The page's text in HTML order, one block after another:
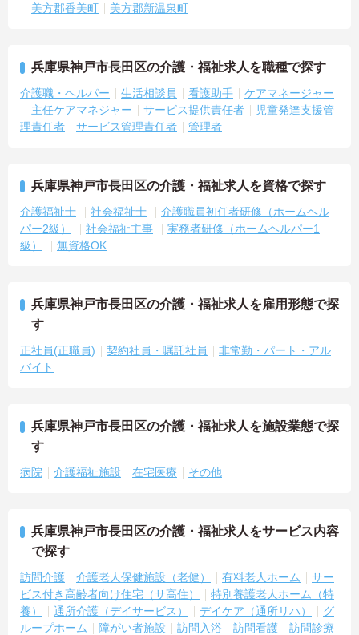
美方郡香美町
美方郡新温泉町
兵庫県神戸市長田区の介護・福祉求人を職種で探す
介護職・ヘルパー 生活相談員 看護助手
ケアマネージャー
主任ケアマネジャー
サービス提供責任者
児童発達支援管
理責任者
サービス管理責任者 管理者
兵庫県神戸市長田区の介護・福祉求人を資格で探す
介護福祉士 社会福祉士
介護職員初任者研修（ホームヘル
パー2級）
社会福祉主事
実務者研修（ホームヘルパー1
級）
無資格OK
兵庫県神戸市長田区の介護・福祉求人を雇用形態で探
す
正社員(正職員) 契約社員・嘱託社員
非常勤・パート・アル
バイト
兵庫県神戸市長田区の介護・福祉求人を施設業態で探
す
病院 介護福祉施設 在宅医療 その他
兵庫県神戸市長田区の介護・福祉求人をサービス内容
で探す
訪問介護 介護老人保健施設（老健） 有料老人ホーム
サー
ビス付き高齢者向け住宅（サ高住）
特別養護老人ホーム（特
養）
通所介護（デイサービス） デイケア（通所リハ）
グ
ループホーム
障がい者施設 訪問入浴 訪問看護
訪問診療